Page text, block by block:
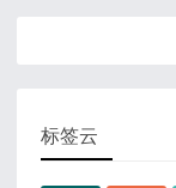
标签云